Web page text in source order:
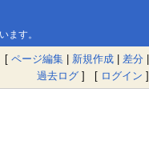
ます。
ページ編集 | 新規作成 | 差分 |
過去ログ ] [ ログイン ]